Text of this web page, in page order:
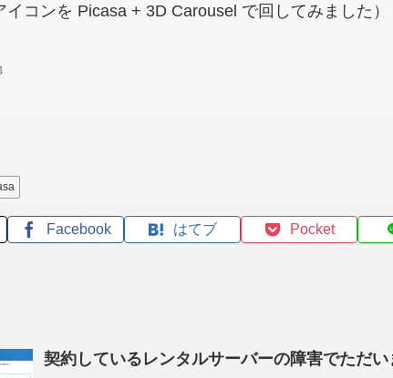
イコンを Picasa + 3D Carousel で回してみました）
Facebook はてブ Pocket
契約しているレンタルサーバーの障害でただ